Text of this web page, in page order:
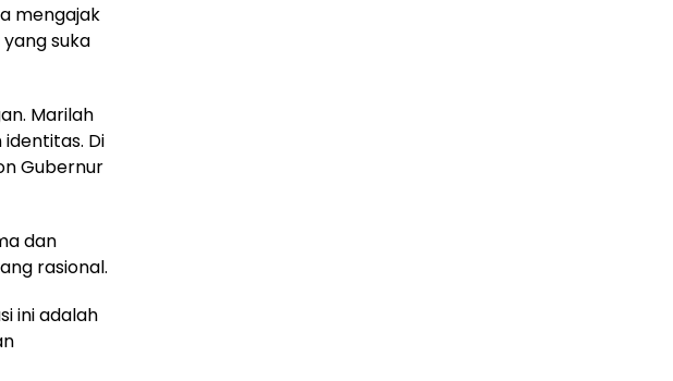
mengajak
suka
Marilah
Di
Gubernur
dan
rasional.
ini adalah